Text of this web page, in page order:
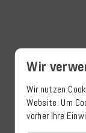
Wir
Wir nutzen
Website. Um
vorher Ihre